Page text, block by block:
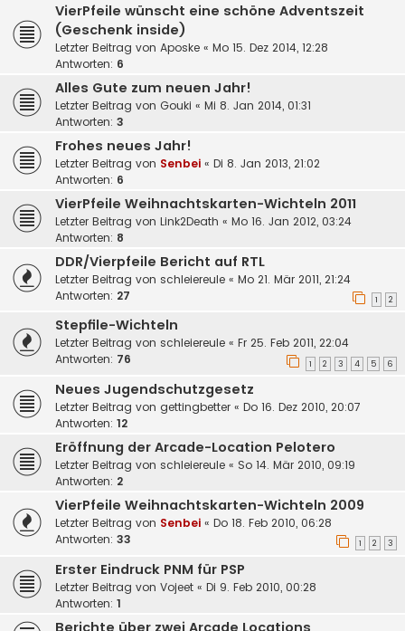
VierPfeile wünscht eine schöne Adventszeit
(Geschenk inside)
Letzter Beitrag von Aposke « Mo 15. Dez 2014, 12:28
Antworten: 6
Alles Gute zum neuen Jahr!
Letzter Beitrag von Gouki « Mi 8. Jan 2014, 01:31
Antworten: 3
Frohes neues Jahr!
Letzter Beitrag von Senbei « Di 8. Jan 2013, 21:02
Antworten: 6
VierPfeile Weihnachtskarten-Wichteln 2011
Letzter Beitrag von Link2Death « Mo 16. Jan 2012, 03:24
Antworten: 8
DDR/Vierpfeile Bericht auf RTL
Letzter Beitrag von schleiereule « Mo 21. Mär 2011, 21:24
Antworten: 27 1 2
Stepfile-Wichteln
Letzter Beitrag von schleiereule « Fr 25. Feb 2011, 22:04
Antworten: 76 1 2 3 4 5 6
Neues Jugendschutzgesetz
Letzter Beitrag von gettingbetter « Do 16. Dez 2010, 20:07
Antworten: 12
Eröffnung der Arcade-Location Pelotero
Letzter Beitrag von schleiereule « So 14. Mär 2010, 09:19
Antworten: 2
VierPfeile Weihnachtskarten-Wichteln 2009
Letzter Beitrag von Senbei « Do 18. Feb 2010, 06:28
Antworten: 33 1 2 3
Erster Eindruck PNM für PSP
Letzter Beitrag von Vojeet « Di 9. Feb 2010, 00:28
Antworten: 1
Berichte über zwei Arcade Locations